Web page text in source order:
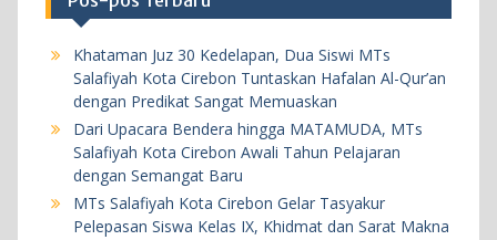
Teguhkan Persatuan dan Kesatuan Bangsa
20 Mei 2026
BERITA KEGIATAN SEKOLAH
MTs Salafiyah Kota Cirebon Gelar ASAT
2025/2026, Teguhkan Evaluasi Akademik yang
Disiplin dan Berkualitas
Khataman Juz 30 Kedelapan, Dua Siswi MTs
Salafiyah Kota Cirebon Tuntaskan Hafalan Al-Qur’an
dengan Predikat Sangat Memuaskan
Dari Upacara Bendera hingga MATAMUDA, MTs
Salafiyah Kota Cirebon Awali Tahun Pelajaran
dengan Semangat Baru
MTs Salafiyah Kota Cirebon Gelar Tasyakur
Pelepasan Siswa Kelas IX, Khidmat dan Sarat Makna